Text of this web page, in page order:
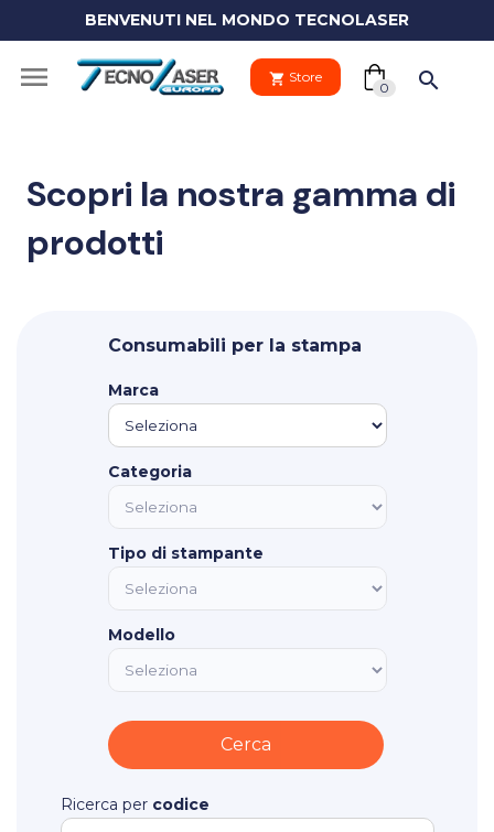
BENVENUTI NEL MONDO TECNOLASER
shopping_cart Store
0
empty.
search
shopping_cart
Scopri la nostra gamma di
prodotti
Consumabili per la stampa
Marca
Categoria
Tipo di stampante
Modello
Ricerca per codice